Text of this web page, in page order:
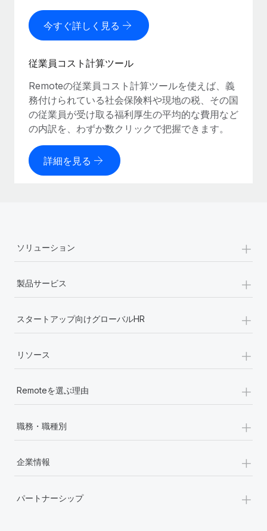
今すぐ詳しく見る
従業員コスト計算ツール
Remoteの従業員コスト計算ツールを使えば、義
務付けられている社会保険料や現地の税、その国
の従業員が受け取る福利厚生の平均的な費用など
の内訳を、わずか数クリックで把握できます。
詳細を見る
ソリューション +
製品サービス +
スタートアップ向けグローバルHR +
リソース +
Remoteを選ぶ理由 +
職務・職種別 +
企業情報 +
パートナーシップ +